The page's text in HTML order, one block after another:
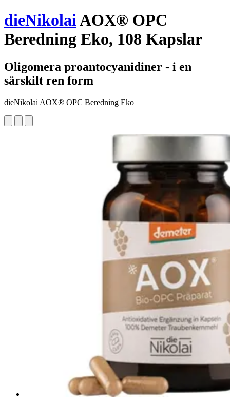
dieNikolaiAOX® OPC
Beredning Eko, 108 Kapslar
Oligomera proantocyanidiner - i en
särskilt ren form
dieNikolai AOX® OPC Beredning Eko